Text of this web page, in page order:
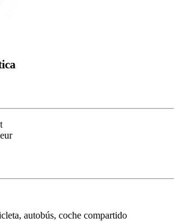
autobús, coche compartido